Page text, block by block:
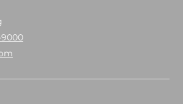
9000